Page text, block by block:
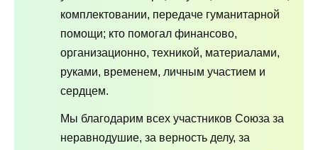
комплектовании, передаче гуманитарной
помощи; кто помогал финансово,
организационно, техникой, материалами,
руками, временем, личным участием и
сердцем.
Мы благодарим всех участников Союза за
неравнодушие, за верность делу, за